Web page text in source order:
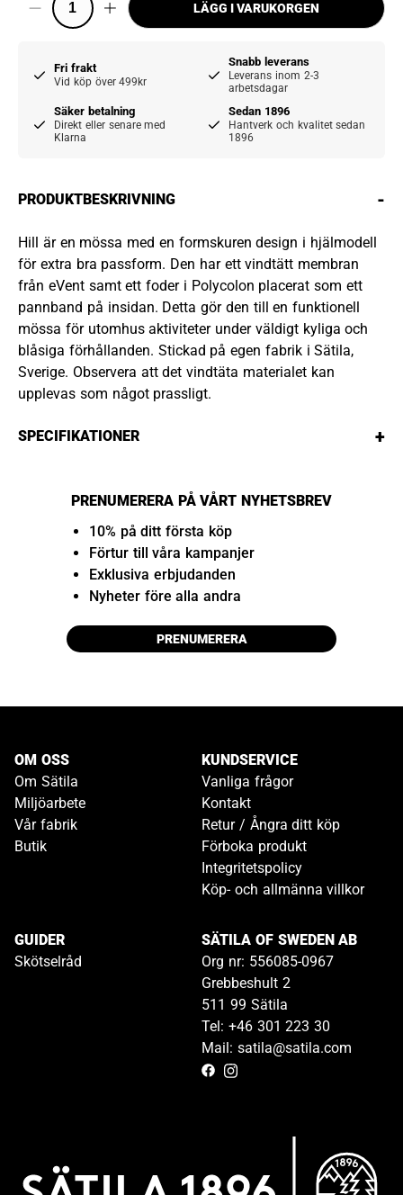
LÄGG I VARUKORGEN
Fri frakt
Vid köp över 499kr
Snabb leverans
Leverans inom 2-3
arbetsdagar
Säker betalning
Direkt eller senare med
Klarna
Sedan 1896
Hantverk och kvalitet sedan
1896
PRODUKTBESKRIVNING -
Hill är en mössa med en formskuren design i hjälmodell
för extra bra passform. Den har ett vindtätt membran
från eVent samt ett foder i Polycolon placerat som ett
pannband på insidan. Detta gör den till en funktionell
mössa för utomhus aktiviteter under väldigt kyliga och
blåsiga förhållanden. Stickad på egen fabrik i Sätila,
Sverige. Observera att det vindtäta materialet kan
upplevas som något prassligt.
SPECIFIKATIONER +
PRENUMERERA PÅ VÅRT NYHETSBREV
10% på ditt första köp
Förtur till våra kampanjer
Exklusiva erbjudanden
Nyheter före alla andra
PRENUMERERA
OM OSS
Om Sätila
Miljöarbete
Vår fabrik
Butik
KUNDSERVICE
Vanliga frågor
Kontakt
Retur / Ångra ditt köp
Förboka produkt
Integritetspolicy
Köp- och allmänna villkor
GUIDER
Skötselråd
SÄTILA OF SWEDEN AB
Org nr: 556085-0967
Grebbeshult 2
511 99 Sätila
Tel: +46 301 223 30
Mail: satila@satila.com